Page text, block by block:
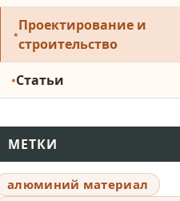
Проектирование и
строительство
Статьи
МЕТКИ
алюминий материал